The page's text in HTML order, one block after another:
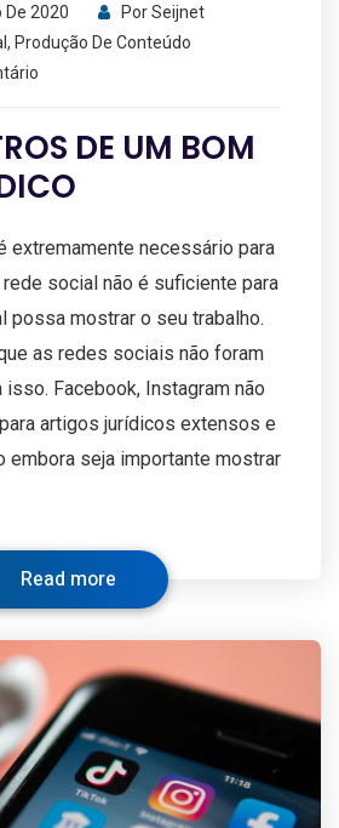
De 2020 PorSeijnet
, Produção De Conteúdo
DE UM BOM
extremamente necessário para
rede social não é suficiente para
possa mostrar o seu trabalho.
as redes sociais não foram
Facebook, Instagram não
artigos jurídicos extensos e
embora seja importante mostrar
Read more